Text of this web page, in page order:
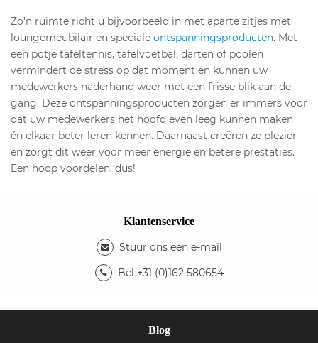
Zo’n ruimte richt u bijvoorbeeld in met aparte zitjes met
loungemeubilair en speciale ontspanningsproducten. Met
een potje tafeltennis, tafelvoetbal, darten of poolen
vermindert de stress op dat moment én kunnen uw
medewerkers naderhand weer met een frisse blik aan de
gang. Deze ontspanningsproducten zorgen er immers voor
dat uw medewerkers het hoofd even leeg kunnen maken
én elkaar beter leren kennen. Daarnaast creëren ze plezier
en zorgt dit weer voor meer energie en betere prestaties.
Een hoop voordelen, dus!
Klantenservice
Stuur ons een e-mail
Bel +31 (0)162 580654
Blog